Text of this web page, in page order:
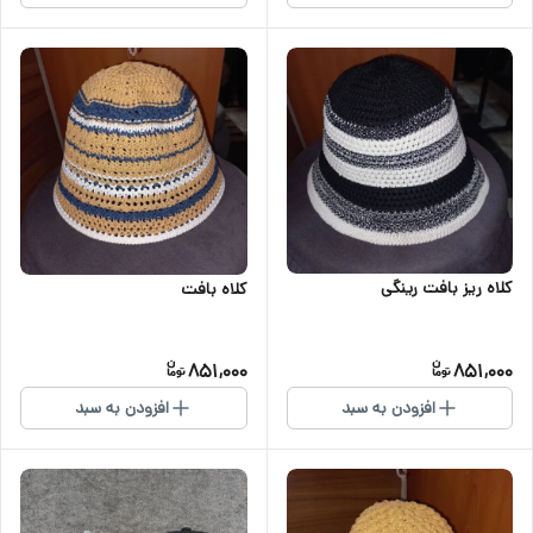
کلاه ریز بافت رینگی
851,000
افزودن به سبد
کلاه بافت
851,000
افزودن به سبد